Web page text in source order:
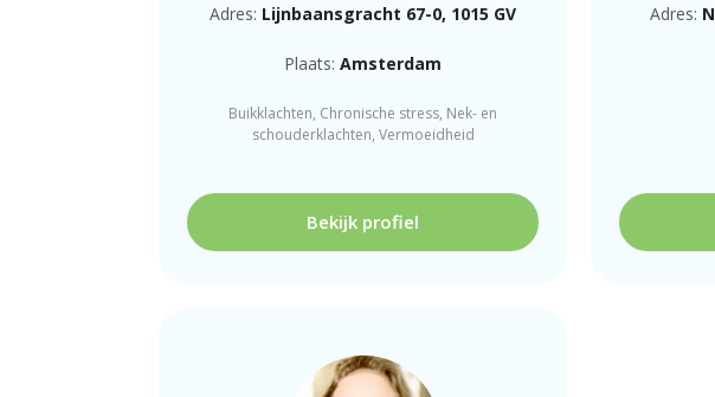
Adres: Lijnbaansgracht 67-0, 1015 GV
Plaats:Amsterdam
Buikklachten, Chronische stress, Nek- en
schouderklachten, Vermoeidheid
Bekijk profiel
Adres: